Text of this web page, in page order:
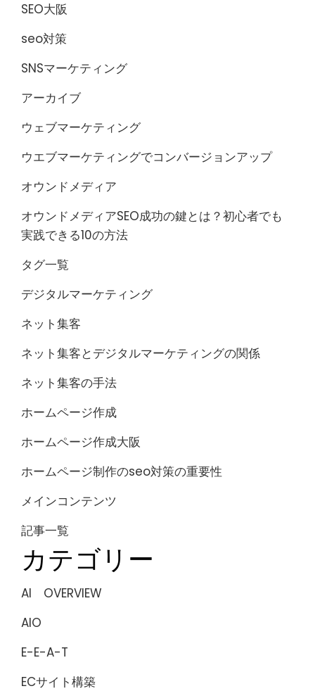
SEO大阪
seo対策
SNSマーケティング
アーカイブ
ウェブマーケティング
ウエブマーケティングでコンバージョンアップ
オウンドメディア
オウンドメディアSEO成功の鍵とは？初心者でも
実践できる10の方法
タグ一覧
デジタルマーケティング
ネット集客
ネット集客とデジタルマーケティングの関係
ネット集客の手法
ホームページ作成
ホームページ作成大阪
ホームページ制作のseo対策の重要性
メインコンテンツ
記事一覧
カテゴリー
AI OVERVIEW
AIO
E-E-A-T
ECサイト構築